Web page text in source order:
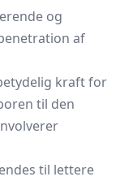
og
af
kraft for
til den
til lettere